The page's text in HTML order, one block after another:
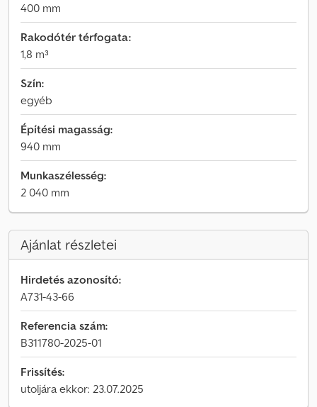
400 mm
Rakodótér térfogata:
1,8 m³
Szín:
egyéb
Építési magasság:
940 mm
Munkaszélesség:
2 040 mm
Ajánlat részletei
Hirdetés azonosító:
A731-43-66
Referencia szám:
B311780-2025-01
Frissítés:
utoljára ekkor: 23.07.2025